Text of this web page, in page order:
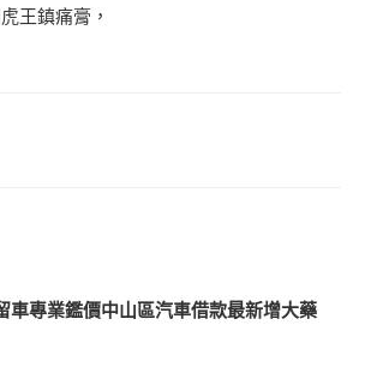
王鎮痛膏，
車專業鑑價中山區汽車借款最新增大藥